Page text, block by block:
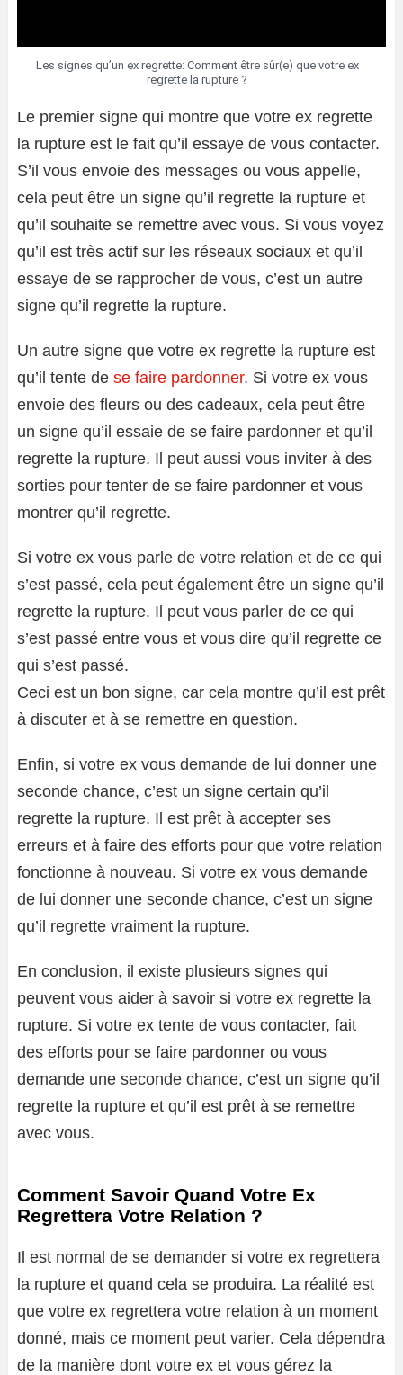
Les signes qu’un ex regrette: Comment être sûr(e) que votre ex
regrette la rupture ?
Le premier signe qui montre que votre ex regrette
la rupture est le fait qu’il essaye de vous contacter.
S’il vous envoie des messages ou vous appelle,
cela peut être un signe qu’il regrette la rupture et
qu’il souhaite se remettre avec vous. Si vous voyez
qu’il est très actif sur les réseaux sociaux et qu’il
essaye de se rapprocher de vous, c’est un autre
signe qu’il regrette la rupture.
Un autre signe que votre ex regrette la rupture est
qu’il tente de se faire pardonner. Si votre ex vous
envoie des fleurs ou des cadeaux, cela peut être
un signe qu’il essaie de se faire pardonner et qu’il
regrette la rupture. Il peut aussi vous inviter à des
sorties pour tenter de se faire pardonner et vous
montrer qu’il regrette.
Si votre ex vous parle de votre relation et de ce qui
s’est passé, cela peut également être un signe qu’il
regrette la rupture. Il peut vous parler de ce qui
s’est passé entre vous et vous dire qu’il regrette ce
qui s’est passé.
Ceci est un bon signe, car cela montre qu’il est prêt
à discuter et à se remettre en question.
Enfin, si votre ex vous demande de lui donner une
seconde chance, c’est un signe certain qu’il
regrette la rupture. Il est prêt à accepter ses
erreurs et à faire des efforts pour que votre relation
fonctionne à nouveau. Si votre ex vous demande
de lui donner une seconde chance, c’est un signe
qu’il regrette vraiment la rupture.
En conclusion, il existe plusieurs signes qui
peuvent vous aider à savoir si votre ex regrette la
rupture. Si votre ex tente de vous contacter, fait
des efforts pour se faire pardonner ou vous
demande une seconde chance, c’est un signe qu’il
regrette la rupture et qu’il est prêt à se remettre
avec vous.
Comment Savoir Quand Votre Ex
Regrettera Votre Relation ?
Il est normal de se demander si votre ex regrettera
la rupture et quand cela se produira. La réalité est
que votre ex regrettera votre relation à un moment
donné, mais ce moment peut varier. Cela dépendra
de la manière dont votre ex et vous gérez la